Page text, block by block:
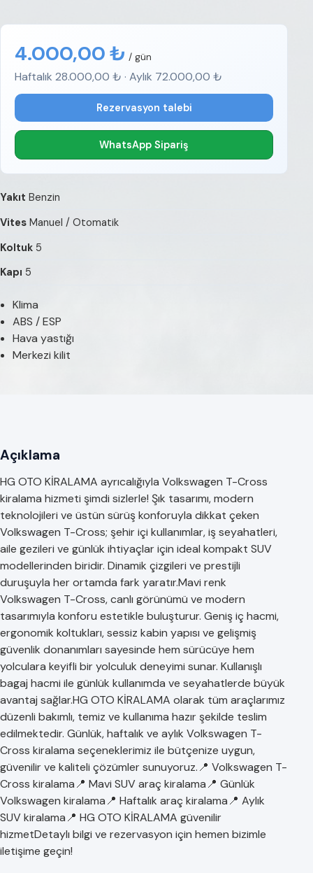
4.000,00 ₺ / gün
Haftalık 28.000,00 ₺ · Aylık 72.000,00 ₺
Rezervasyon talebi
WhatsApp Sipariş
Yakıt Benzin
Vites Manuel / Otomatik
Koltuk 5
Kapı 5
Klima
ABS / ESP
Hava yastığı
Merkezi kilit
Açıklama
HG OTO KİRALAMA ayrıcalığıyla Volkswagen T-Cross
kiralama hizmeti şimdi sizlerle! Şık tasarımı, modern
teknolojileri ve üstün sürüş konforuyla dikkat çeken
Volkswagen T-Cross; şehir içi kullanımlar, iş seyahatleri,
aile gezileri ve günlük ihtiyaçlar için ideal kompakt SUV
modellerinden biridir. Dinamik çizgileri ve prestijli
duruşuyla her ortamda fark yaratır.Mavi renk
Volkswagen T-Cross, canlı görünümü ve modern
tasarımıyla konforu estetikle buluşturur. Geniş iç hacmi,
ergonomik koltukları, sessiz kabin yapısı ve gelişmiş
güvenlik donanımları sayesinde hem sürücüye hem
yolculara keyifli bir yolculuk deneyimi sunar. Kullanışlı
bagaj hacmi ile günlük kullanımda ve seyahatlerde büyük
avantaj sağlar.HG OTO KİRALAMA olarak tüm araçlarımız
düzenli bakımlı, temiz ve kullanıma hazır şekilde teslim
edilmektedir. Günlük, haftalık ve aylık Volkswagen T-
Cross kiralama seçeneklerimiz ile bütçenize uygun,
güvenilir ve kaliteli çözümler sunuyoruz.📍 Volkswagen T-
Cross kiralama📍 Mavi SUV araç kiralama📍 Günlük
Volkswagen kiralama📍 Haftalık araç kiralama📍 Aylık
SUV kiralama📍 HG OTO KİRALAMA güvenilir
hizmetDetaylı bilgi ve rezervasyon için hemen bizimle
iletişime geçin!